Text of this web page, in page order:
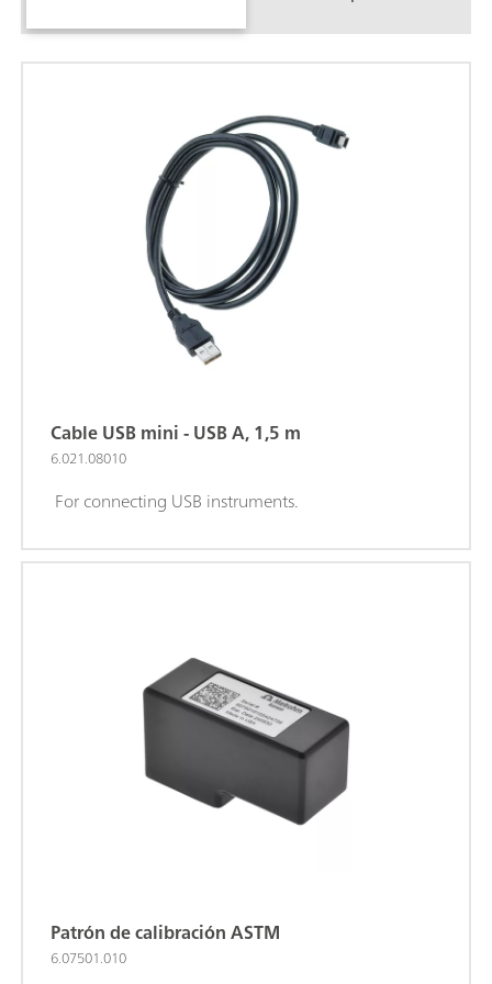
Cable USB mini - USB A, 1,5 m
6.021.08010
For connecting USB instruments.
Patrón de calibración ASTM
6.07501.010